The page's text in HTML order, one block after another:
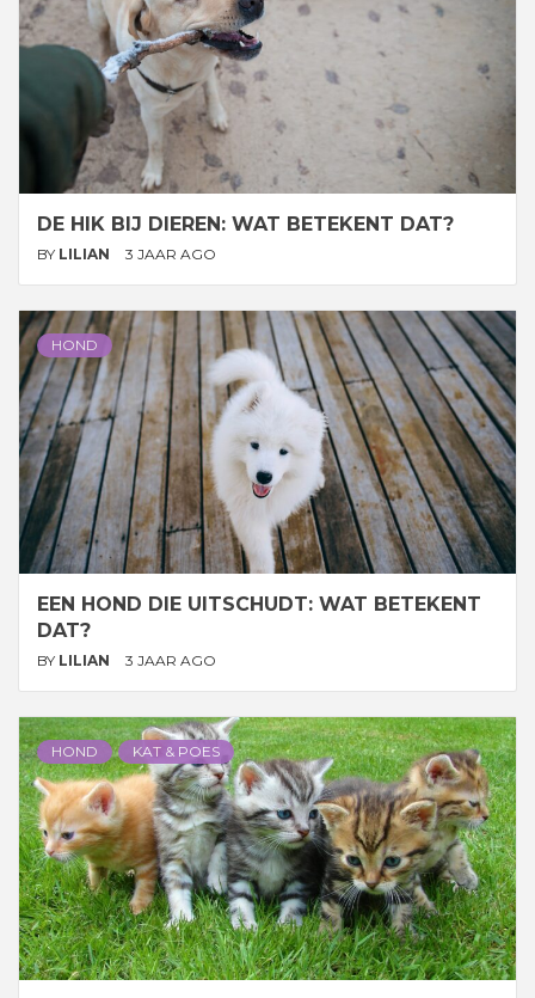
DE HIK BIJ DIEREN: WAT BETEKENT DAT?
BY LILIAN 3 JAAR AGO
HOND
EEN HOND DIE UITSCHUDT: WAT BETEKENT
DAT?
BY LILIAN 3 JAAR AGO
HOND KAT & POES